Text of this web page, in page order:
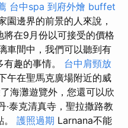
台中spa 到府外燴 buffet
園邊界的前景的人來說，
在9月份以可接受的價格
車間中，我們可以聽到有
趣的事情。 台中肩頸放
午在聖馬克廣場附近的威
海灘遊覽外，您還可以欣
·泰克清真寺，聖拉撒路教
護照過期 Larnana不能